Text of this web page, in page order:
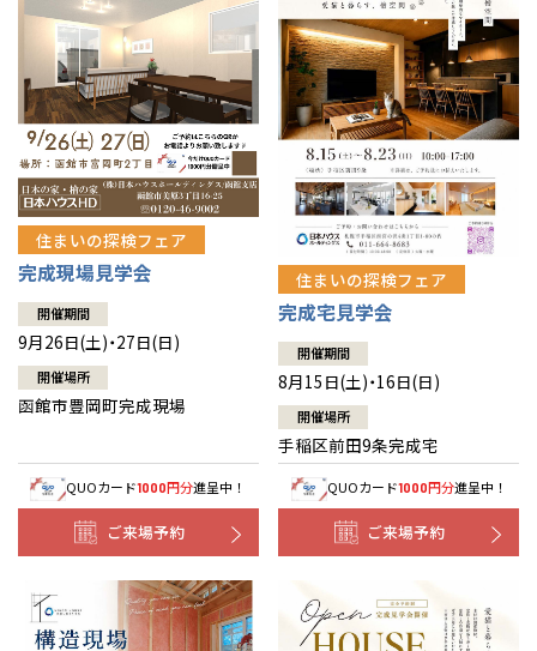
住まいの探検フェア
完成現場見学会
開催期間
9月26日(土)・27日(日)
開催場所
函館市豊岡町完成現場
QUOカード1000円分進呈中！
ご来場予約
住まいの探検フェア
完成宅見学会
開催期間
8月15日(土)・16日(日)
開催場所
手稲区前田9条完成宅
QUOカード1000円分進呈中！
ご来場予約